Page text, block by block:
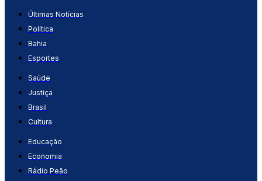
Últimas Notícias
Política
Bahia
Esportes
Saúde
Justiça
Brasil
Cultura
Educação
Economia
Rádio Peão